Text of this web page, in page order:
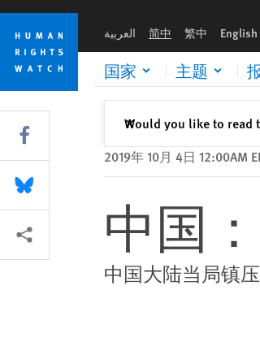
Skip
cookie
privacy
notice
Skip
main
content
العربية 简中 繁中 English
国家 主题
Would you like to read
✕关闭
2019年 10月 4日 12:00AM
中国
中国大陆当局镇
Share this via Facebook
Share this via Bluesky
More sharing options